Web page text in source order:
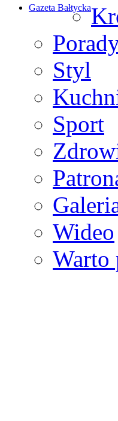
Gazeta Bałtycka
Styl
Sport
Wideo
Warto